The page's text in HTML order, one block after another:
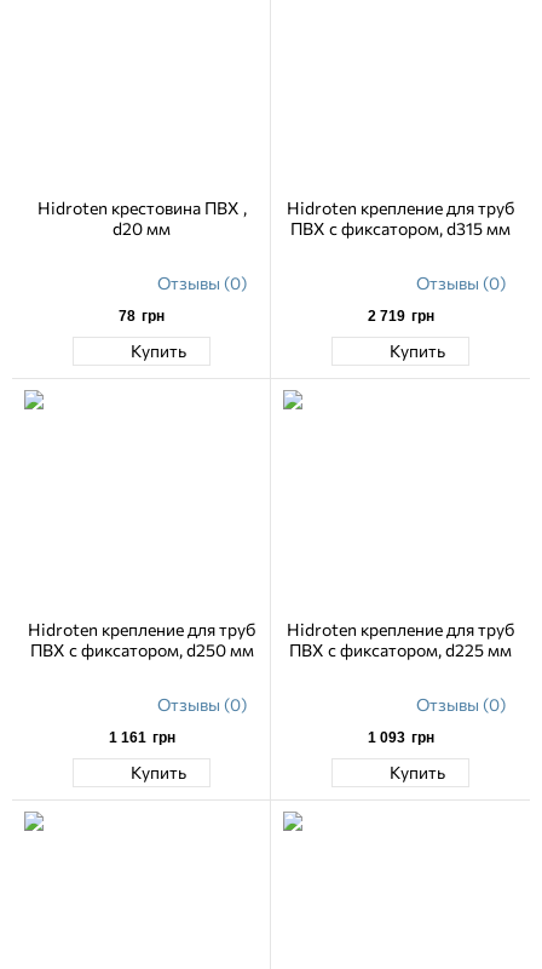
Hidroten крестовина ПВХ ,
d20 мм
Отзывы (0)
78 грн
Купить
Hidroten крепление для труб
ПВХ с фиксатором, d315 мм
Отзывы (0)
2 719 грн
Купить
Hidroten крепление для труб
ПВХ с фиксатором, d250 мм
Отзывы (0)
1 161 грн
Купить
Hidroten крепление для труб
ПВХ с фиксатором, d225 мм
Отзывы (0)
1 093 грн
Купить